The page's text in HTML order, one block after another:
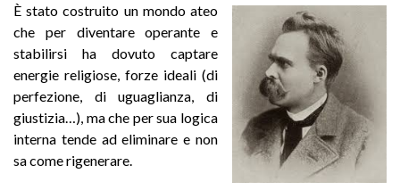
È stato costruito un mondo ateo
che per diventare operante e
stabilirsi ha dovuto captare
energie religiose, forze ideali (di
perfezione, di uguaglianza, di
giustizia…), ma che per sua logica
interna tende ad eliminare e non
sa come rigenerare.